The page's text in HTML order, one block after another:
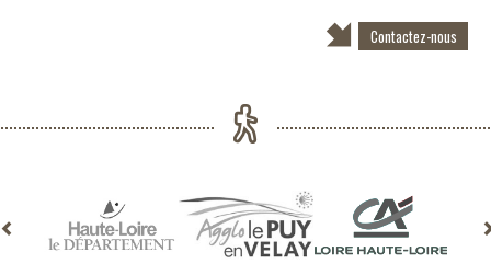
Contactez-nous